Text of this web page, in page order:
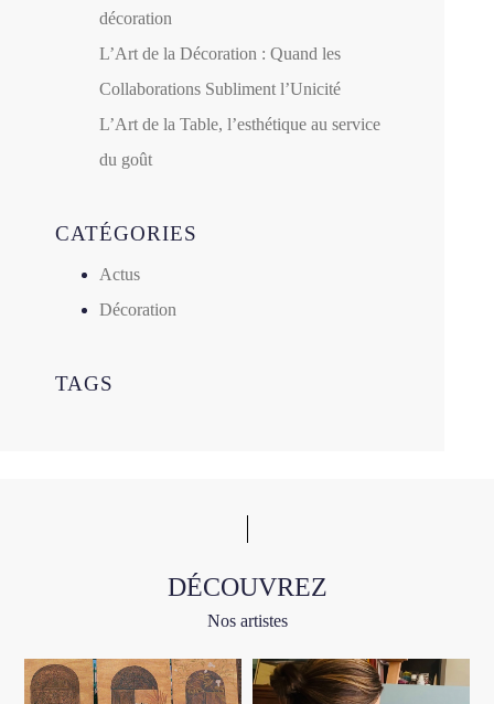
décoration
L’Art de la Décoration : Quand les
Collaborations Subliment l’Unicité
L’Art de la Table, l’esthétique au service
du goût
CATÉGORIES
Actus
Décoration
TAGS
DÉCOUVREZ
Nos artistes